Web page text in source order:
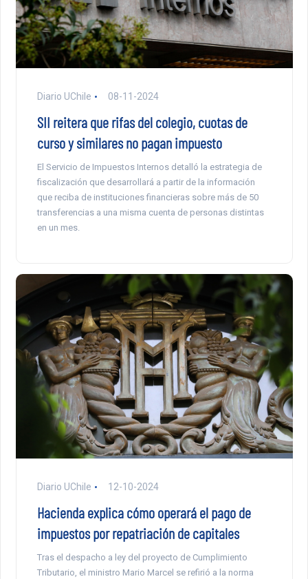
Diario UChile 08-11-2024
SII reitera que rifas del colegio, cuotas de
curso y similares no pagan impuesto
El Servicio de Impuestos Internos detalló la estrategia de
fiscalización que desarrollará a partir de la información
que reciba de instituciones financieras sobre más de 50
transferencias a una misma cuenta de personas distintas
en un mes.
Diario UChile 12-10-2024
Hacienda explica cómo operará el pago de
impuestos por repatriación de capitales
Tras el despacho a ley del proyecto de Cumplimiento
Tributario, el ministro Mario Marcel se refirió a la norma